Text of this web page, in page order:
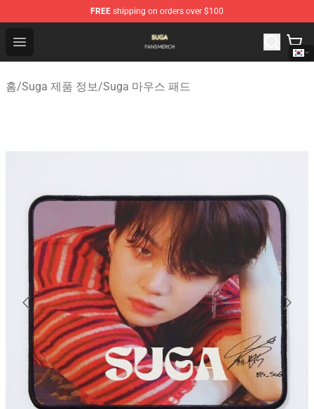
FREE shipping on orders over $100
Open menu
Suga Shop - Official Suga Merchandise Store
홈/Suga 제품 정보/Suga 마우스 패드